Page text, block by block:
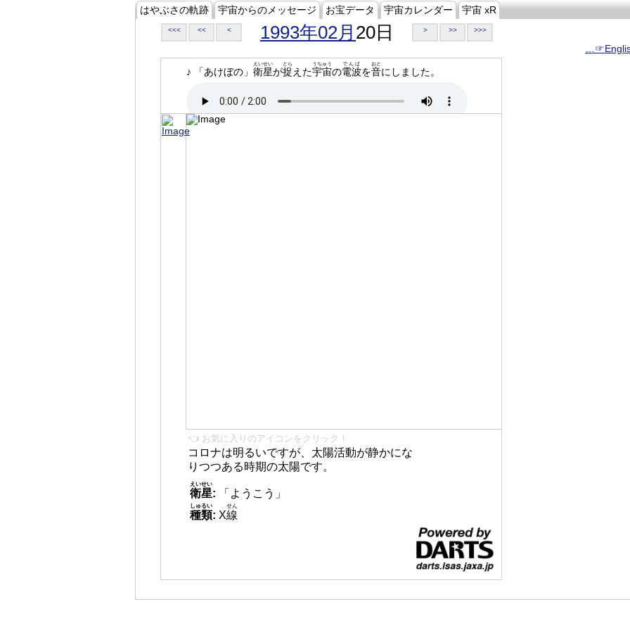
はやぶさの軌跡 宇宙からのメッセージ お宝データ 宇宙カレンダー 宇宙 xR
<<< << < 1993年02月 20日 > >> >>>
♪ 「あけぼの」 衛星
えいせい
が捉
とら
えた宇宙
うちゅう
の電波
でんぱ
を音
おと
にしました。
👈 お気に入りのアイコンをクリック！
コロナは明るいですが、太陽活動が静かにな
りつつある時期の太陽です。
衛星
えいせい
:
「ようこう」
種類
しゅるい
: X線
せん